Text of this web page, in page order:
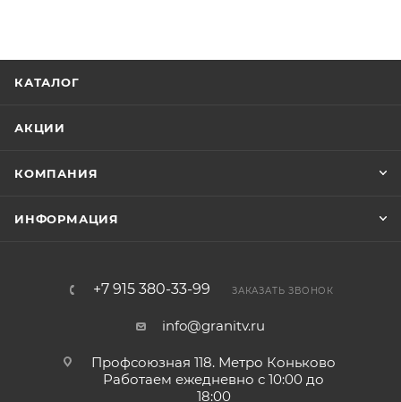
КАТАЛОГ
АКЦИИ
КОМПАНИЯ
ИНФОРМАЦИЯ
+7 915 380-33-99 ЗАКАЗАТЬ ЗВОНОК
info@granitv.ru
Профсоюзная 118. Метро Коньково
Работаем ежедневно с 10:00 до
18:00